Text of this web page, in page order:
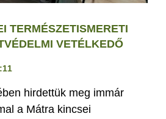
TERMÉSZETISMERETI
VETÉLKEDŐ
hirdettük meg immár
a Mátra kincsei